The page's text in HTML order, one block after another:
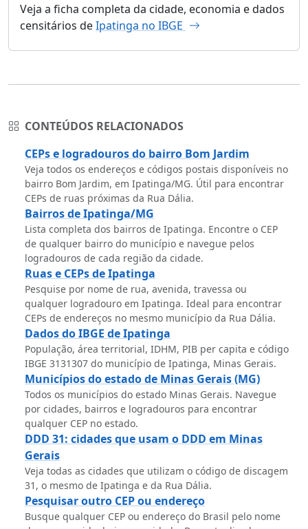
Veja a ficha completa da cidade, economia e dados
censitários deIpatinga no IBGE
CONTEÚDOS RELACIONADOS
CEPs e logradouros do bairro Bom Jardim
Veja todos os endereços e códigos postais disponíveis no
bairro Bom Jardim, em Ipatinga/MG. Útil para encontrar
CEPs de ruas próximas da Rua Dália.
Bairros de Ipatinga/MG
Lista completa dos bairros de Ipatinga. Encontre o CEP
de qualquer bairro do município e navegue pelos
logradouros de cada região da cidade.
Ruas e CEPs de Ipatinga
Pesquise por nome de rua, avenida, travessa ou
qualquer logradouro em Ipatinga. Ideal para encontrar
CEPs de endereços no mesmo município da Rua Dália.
Dados do IBGE de Ipatinga
População, área territorial, IDHM, PIB per capita e código
IBGE 3131307 do município de Ipatinga, Minas Gerais.
Municípios do estado de Minas Gerais (MG)
Todos os municípios do estado Minas Gerais. Navegue
por cidades, bairros e logradouros para encontrar
qualquer CEP no estado.
DDD 31: cidades que usam o DDD em Minas
Gerais
Veja todas as cidades que utilizam o código de discagem
31, o mesmo de Ipatinga e da Rua Dália.
Pesquisar outro CEP ou endereço
Busque qualquer CEP ou endereço do Brasil pelo nome